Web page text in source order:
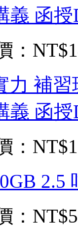
義 函
：
力 補
義 函
：
2.5
：